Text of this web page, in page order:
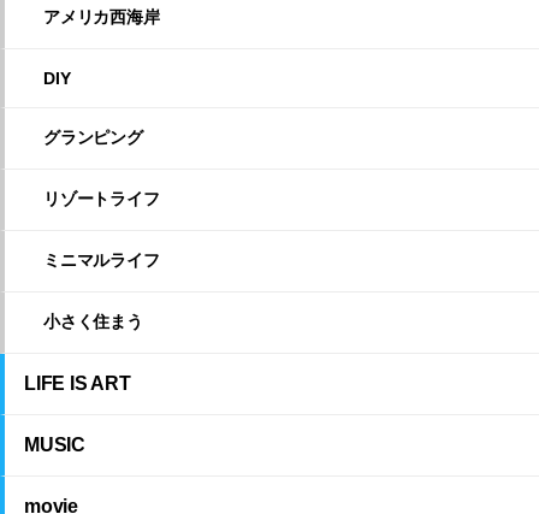
アメリカ西海岸
DIY
グランピング
リゾートライフ
ミニマルライフ
小さく住まう
LIFE IS ART
MUSIC
movie